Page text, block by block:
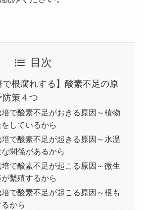
目次
で根腐れする】酸素不足の原
防策４つ
で酸素不足がおきる原因～植物
しているから
で酸素不足が起きる原因～水温
な関係があるから
で酸素不足が起こる原因～微生
繫殖するから
で酸素不足が起こる原因～根も
から